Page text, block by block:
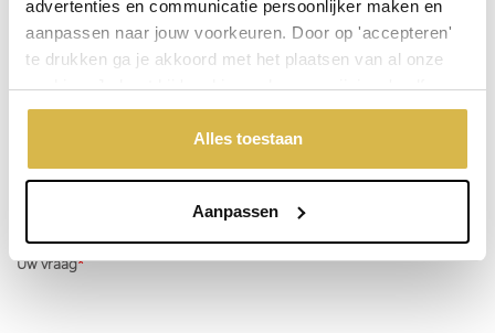
advertenties en communicatie persoonlijker maken en
aanpassen naar jouw voorkeuren. Door op 'accepteren'
te drukken ga je akkoord met het plaatsen van al onze
cookies. Je kunt bij 'cookievoorkeuren wijzigen' zelf
aangeven welke cookies jouw akkoord krijgen. En door te
'weigeren' worden alleen de functionele cookies
geplaatst. Bekijk onze cookieverklaring voor meer
Alles toestaan
Aanpassen
Uw naam
Emailadres
Telefoonnummer
Uw vraag